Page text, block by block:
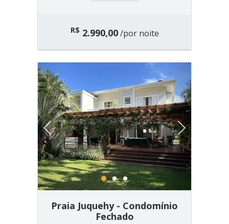
R$ 2.990,00/por noite
Previous Next
1 2 3
Praia Juquehy - Condomínio
Fechado